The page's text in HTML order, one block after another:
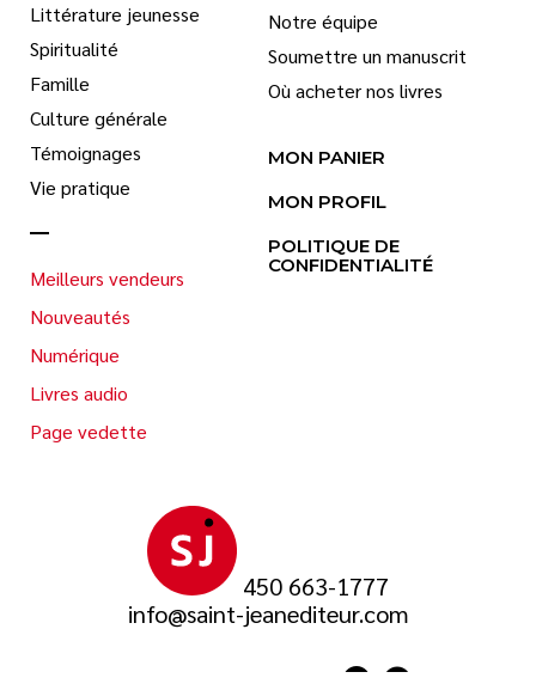
450 663-1777
info@saint-jeanediteur.com
Littérature jeunesse
Spiritualité
Famille
Culture générale
Témoignages
Vie pratique
Meilleurs vendeurs
Nouveautés
Numérique
Livres audio
Page vedette
Notre équipe
Soumettre un manuscrit
Où acheter nos livres
MON PANIER
MON PROFIL
POLITIQUE DE
CONFIDENTIALITÉ